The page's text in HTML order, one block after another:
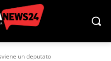
un deputato